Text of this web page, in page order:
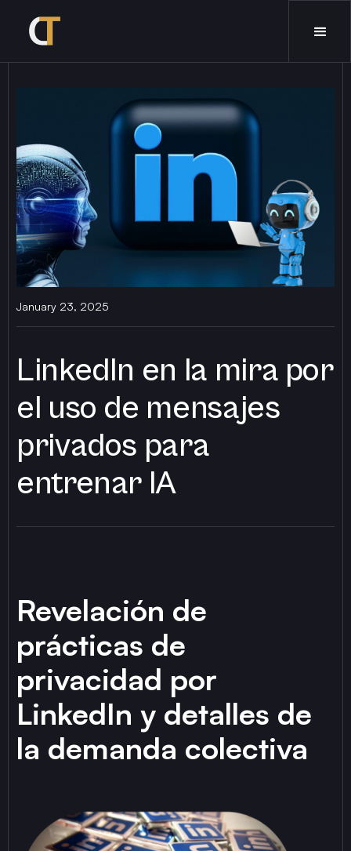
January 23, 2025
LinkedIn en la mira por
el uso de mensajes
privados para
entrenar IA
Revelación de
prácticas de
privacidad por
LinkedIn y detalles de
la demanda colectiva